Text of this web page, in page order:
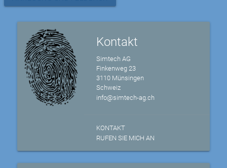
Kontakt
Simtech AG
Finkenweg 23
3110 Münsingen
Schweiz
info@simtech-ag.ch
KONTAKT
RUFEN SIE MICH AN